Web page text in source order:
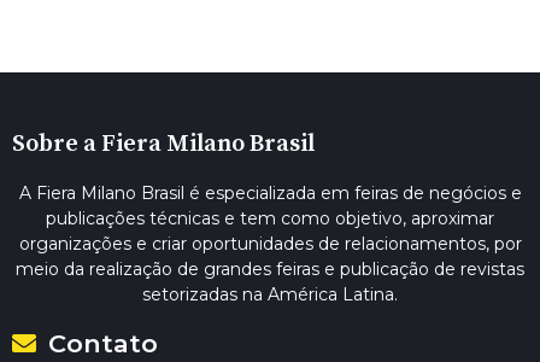
Sobre a Fiera Milano Brasil
A Fiera Milano Brasil é especializada em feiras de negócios e
publicações técnicas e tem como objetivo, aproximar
organizações e criar oportunidades de relacionamentos, por
meio da realização de grandes feiras e publicação de revistas
setorizadas na América Latina.
Contato